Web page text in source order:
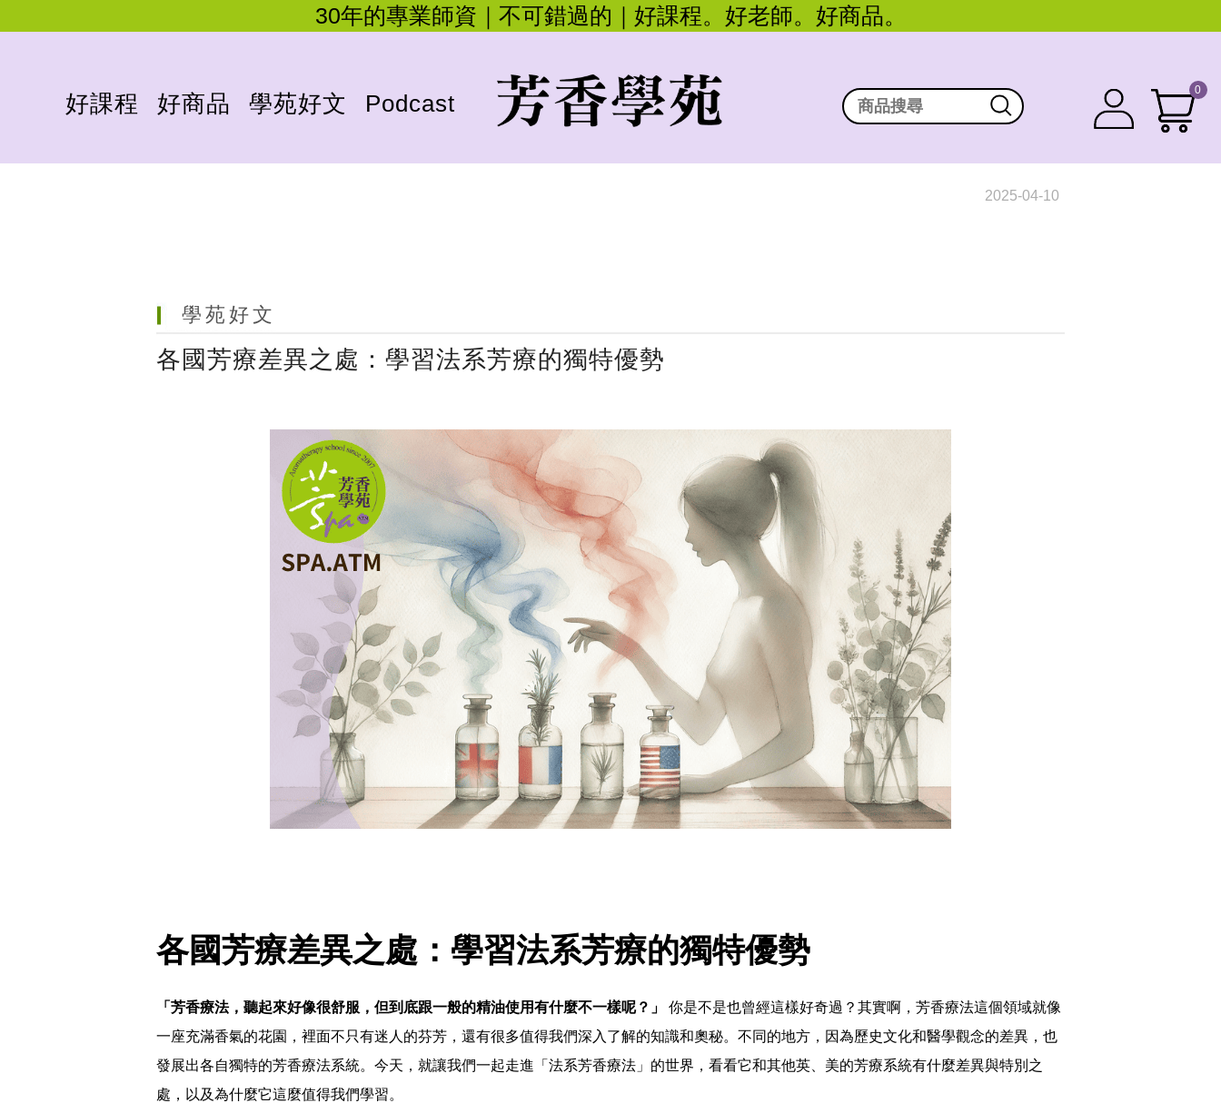
30年的專業師資｜不可錯過的｜好課程。好老師。好商品。
0
好課程 好商品 學苑好文 Podcast
學苑好文
各國芳療差異之處：學習法系芳療的獨特優勢
各國芳療差異之處：學習法系芳療的獨特優勢
「芳香療法，聽起來好像很舒服，但到底跟一般的精油使用有什麼不一樣呢？」
你是不是也曾經這樣好奇過？其實啊，芳香療法這個領域就像
一座充滿香氣的花園，裡面不只有迷人的芬芳，還有很多值得我們深入了解的知識和奧秘。不同的地方，因為歷史文化和醫學觀念的差異，也
發展出各自獨特的芳香療法系統。今天，就讓我們一起走進「法系芳香療法」的世界，看看它和其他英、美的芳療系統有什麼差異與特別之
處，以及為什麼它這麼值得我們學習。
2025-04-10